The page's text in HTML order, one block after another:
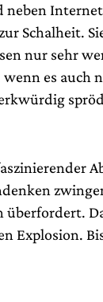
neben
Schalheit.
nur sehr
wenn es auch
überfordert.
Explosion.